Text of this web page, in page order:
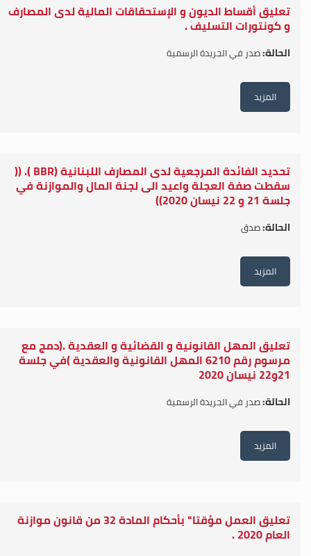
تعليق أقساط الديون و الإستحقاقات المالية لدى المصارف
و كونتورات التسليف .
الحالة:صدر في الجريدة الرسمية
المزيد
تحديد الفائدة المرجعية لدى المصارف اللبنانية (BBR ). ((
سقطت صفة العجلة واعيد الى لجنة المال والموازنة في
جلسة 21 و 22 نيسان 2020))
الحالة:صدق
المزيد
تعليق المهل القانونية و القضائية و العقدية .(دمج مع
مرسوم رقم 6210 المهل القانونية والعقدية )في جلسة
21و22 نيسان 2020
الحالة:صدر في الجريدة الرسمية
المزيد
تعليق العمل مؤقتا" بأحكام المادة 32 من قانون موازنة
العام 2020 .